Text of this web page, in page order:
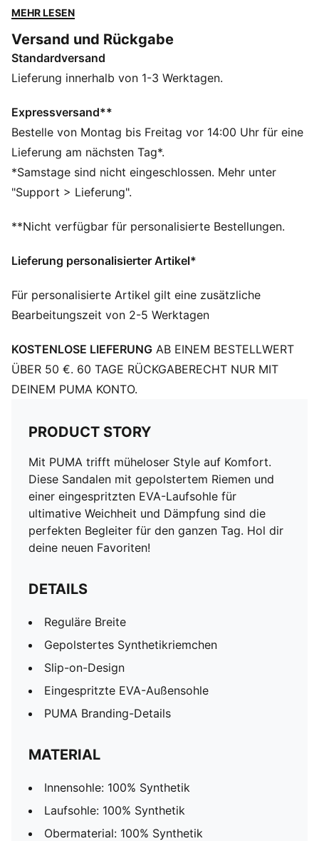
und Dämpfung sind die perfekten Begleiter für den
DETAILS
Reguläre Breite
Gepolstertes Synthetikriemchen
Eingespritzte EVA-Außensohle
PUMA Branding-Details
MEHR LESEN
Versand und Rückgabe
Standardversand
Lieferung innerhalb von 1-3 Werktagen.
Expressversand**
Bestelle von Montag bis Freitag vor 14:00 Uhr für eine
Lieferung am nächsten Tag*.
*Samstage sind nicht eingeschlossen. Mehr unter
"Support > Lieferung".
**Nicht verfügbar für personalisierte Bestellungen.
Lieferung personalisierter Artikel*
Für personalisierte Artikel gilt eine zusätzliche
Bearbeitungszeit von 2-5 Werktagen
KOSTENLOSE LIEFERUNG AB EINEM BESTELLWERT
ÜBER 50 €. 60 TAGE RÜCKGABERECHT NUR MIT
DEINEM PUMA KONTO.
PRODUCT STORY
Mit PUMA trifft müheloser Style auf Komfort.
Diese Sandalen mit gepolstertem Riemen und
einer eingespritzten EVA-Laufsohle für
ultimative Weichheit und Dämpfung sind die
perfekten Begleiter für den ganzen Tag. Hol dir
deine neuen Favoriten!
DETAILS
Reguläre Breite
Gepolstertes Synthetikriemchen
Slip-on-Design
Eingespritzte EVA-Außensohle
PUMA Branding-Details
MATERIAL
Innensohle: 100% Synthetik
Laufsohle: 100% Synthetik
Obermaterial: 100% Synthetik